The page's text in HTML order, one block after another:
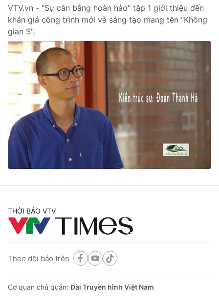
Email:toasoan@vtv.vn
Liên hệ quảng cáo:024-7300.7108
® Cấm sao chép dưới mọi hình thức nếu không có sự chấp
thuận bằng văn bản. Ghi rõ nguồn VTV.vn khi phát hành lại
VTV.vn - "Sự cân bằng hoàn hảo" tập 1 giới thiệu đến
khán giả công trình mới và sáng tạo mang tên "Không
gian S".
THỜI BÁO VTV
Theo dõi báo trên
Cơ quan chủ quản:Đài Truyền hình Việt Nam